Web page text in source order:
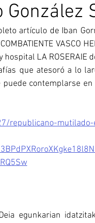
artículo de Iban
VASCO
LA ROSERAIE
que atesoró a lo
contemplarse
republicano-mutilado-
egunkarian